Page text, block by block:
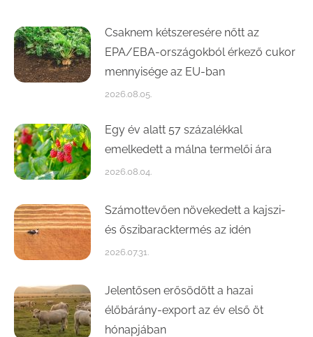
Csaknem kétszeresére nőtt az
EPA/EBA-országokból érkező cukor
mennyisége az EU-ban
2026.08.05.
Egy év alatt 57 százalékkal
emelkedett a málna termelői ára
2026.08.04.
Számottevően növekedett a kajszi-
és őszibaracktermés az idén
2026.07.31.
Jelentősen erősödött a hazai
élőbárány-export az év első öt
hónapjában